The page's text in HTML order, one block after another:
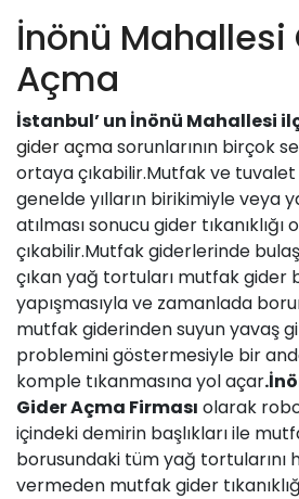
İnönü Mahallesi
Açma
İstanbul’ un İnönü Mahallesi
gider açmasorunlarının birçok
ortaya çıkabilir.Mutfak ve
genelde yılların birikimiyle veya
atılması sonucu gider tıkanıklığı
çıkabilir.Mutfak giderlerinde
çıkan yağ tortuları mutfak gider
yapışmasıyla ve zamanlada
mutfak giderinden suyun yavaş
problemini göstermesiyle bir
komple tıkanmasına yol açar.
Gider Açma Firması olarak
içindeki demirin başlıkları ile
borusundaki tüm yağ tortularını
vermeden mutfak gider